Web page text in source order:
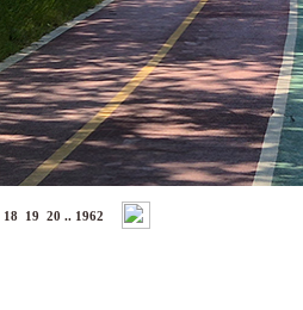
18 19 20 .. 1962